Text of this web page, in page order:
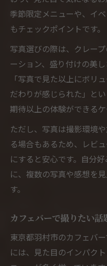
季節限定メニューや、イ
もチェックポイントです。
写真選びの際は、クレー
ーション、盛り付けの美
「写真で見た以上にボリ
だわりが感じられた」と
期待以上の体験ができるケ
ただし、写真は撮影環境
る場合もあるため、レビ
にすると安心です。自分
に、複数の写真や感想を
す。
カフェバーで撮りたい
東京都羽村市のカフェバ
には、見た目のインパク